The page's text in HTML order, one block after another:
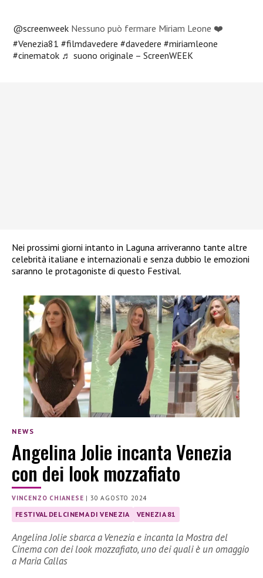
@screenweek Nessuno può fermare Miriam Leone ❤️
#Venezia81 #filmdavedere #davedere #miriamleone
#cinematok ♬ suono originale – ScreenWEEK
Nei prossimi giorni intanto in Laguna arriveranno tante altre
celebrità italiane e internazionali e senza dubbio le emozioni
saranno le protagoniste di questo Festival.
NEWS
Angelina Jolie incanta Venezia
con dei look mozzafiato
VINCENZO CHIANESE |30 AGOSTO 2024
FESTIVAL DEL CINEMA DI VENEZIA VENEZIA 81
Angelina Jolie sbarca a Venezia e incanta la Mostra del
Cinema con dei look mozzafiato, uno dei quali è un omaggio
a Maria Callas